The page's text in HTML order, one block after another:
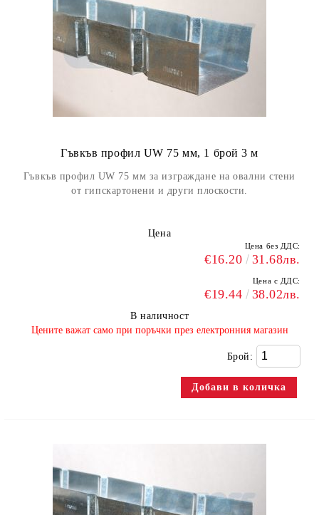
Гъвкъв профил UW 75 мм, 1 брой 3 м
Гъвкъв профил UW 75 мм за изграждане на овални стени
от гипскартонени и други плоскости.
Цена
Цена без ДДС:
€16.20 31.68лв.
Цена с ДДС:
€19.44 38.02лв.
В наличност
​Цените важат само при поръчки през електронния магазин
Брой: